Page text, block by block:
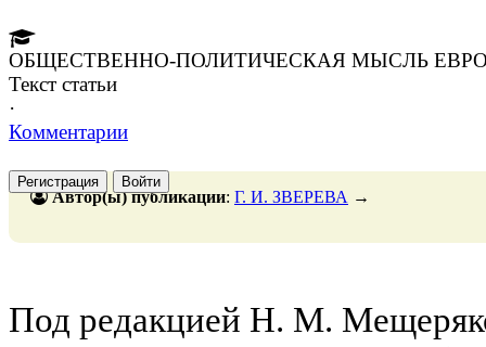
ОБЩЕСТВЕННО-ПОЛИТИЧЕСКАЯ МЫСЛЬ
Текст статьи
·
Комментарии
Регистрация Войти
Автор(ы) публикации: Г. И. ЗВЕРЕВА →
Под редакцией Н. М.